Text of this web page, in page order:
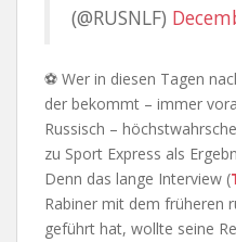
(@RUSNLF)
⚽ Wer in diesen Tagen
der bekommt – immer
Russisch –
zu Sport Express als
Denn das lange Interview (
Rabiner mit dem früheren
geführt hat, wollte seine